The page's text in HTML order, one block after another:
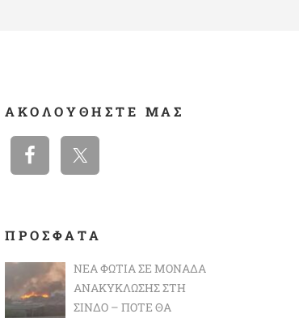
ΑΚΟΛΟΥΘΉΣΤΕ ΜΑΣ
ΠΡΟΣΦΑΤΑ
ΝΈΑ ΦΩΤΙΆ ΣΕ ΜΟΝΆΔΑ
ΑΝΑΚΎΚΛΩΣΗΣ ΣΤΗ
ΣΊΝΔΟ – ΠΌΤΕ ΘΑ